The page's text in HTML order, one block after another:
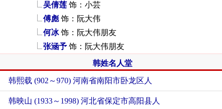
吴倩莲 饰：小芸
傅彪 饰：阮大伟
何冰 饰：阮大伟朋友
张涵予 饰：阮大伟朋友
韩姓名人堂
韩熙载 (902～970) 河南省南阳市卧龙区人
韩映山 (1933～1998) 河北省保定市高阳县人